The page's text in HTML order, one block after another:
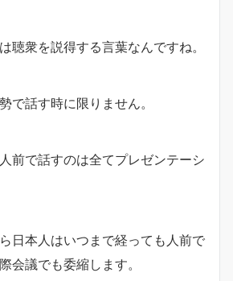
聴衆を説得する言葉なんですね。
で話す時に限りません。
前で話すのは全てプレゼンテーシ
日本人はいつまで経っても人前で
会議でも委縮します。